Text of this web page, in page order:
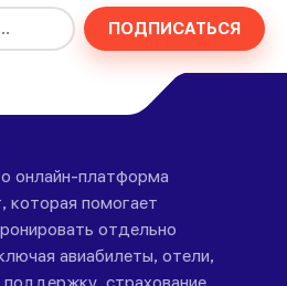
ПОДПИСАТЬСЯ
онлайн-платформа
которая помогает
отдельно
авиабилеты, отели,